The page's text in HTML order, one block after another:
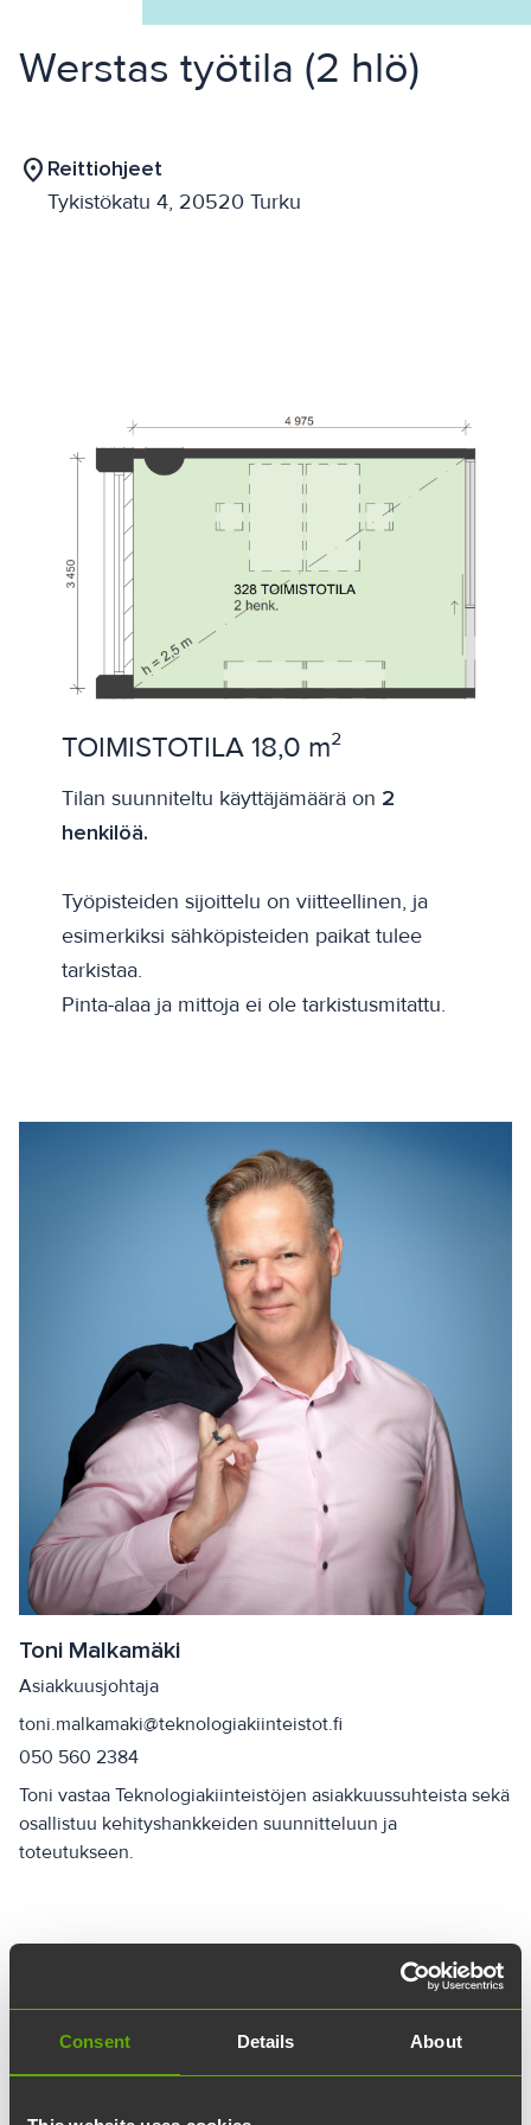
Consent Details About
Werstas työtila (2 hlö)
location_on Reittiohjeet
Tykistökatu 4, 20520 Turku
TOIMISTOTILA 18,0 m²
Tilan suunniteltu käyttäjämäärä on 2
henkilöä.
Työpisteiden sijoittelu on viitteellinen, ja
esimerkiksi sähköpisteiden paikat tulee
tarkistaa.
Pinta-alaa ja mittoja ei ole tarkistusmitattu.
Toni Malkamäki
Asiakkuusjohtaja
toni.malkamaki@teknologiakiinteistot.fi
050 560 2384
Toni vastaa Teknologiakiinteistöjen asiakkuussuhteista sekä
osallistuu kehityshankkeiden suunnitteluun ja
toteutukseen.
Ota yhteyttä
Yhteystietosi